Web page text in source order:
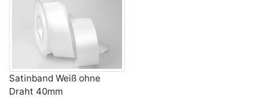
Satinband Weiß ohne
Draht 40mm